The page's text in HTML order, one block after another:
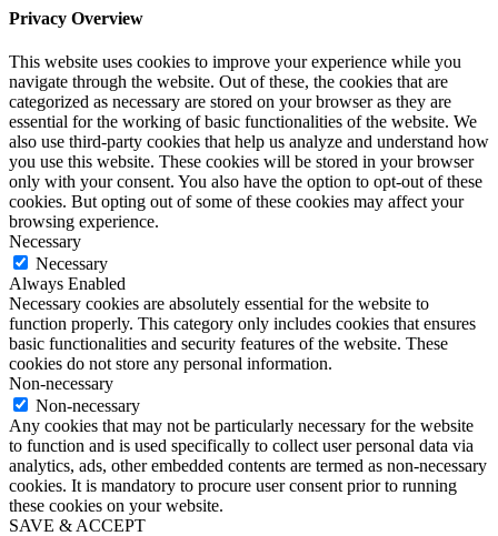
Privacy Overview
This website uses cookies to improve your experience while you
navigate through the website. Out of these, the cookies that are
categorized as necessary are stored on your browser as they are
essential for the working of basic functionalities of the website. We
also use third-party cookies that help us analyze and understand how
you use this website. These cookies will be stored in your browser
only with your consent. You also have the option to opt-out of these
cookies. But opting out of some of these cookies may affect your
browsing experience.
Necessary
Necessary
Always Enabled
Necessary cookies are absolutely essential for the website to
function properly. This category only includes cookies that ensures
basic functionalities and security features of the website. These
cookies do not store any personal information.
Non-necessary
Non-necessary
Any cookies that may not be particularly necessary for the website
to function and is used specifically to collect user personal data via
analytics, ads, other embedded contents are termed as non-necessary
cookies. It is mandatory to procure user consent prior to running
these cookies on your website.
SAVE & ACCEPT